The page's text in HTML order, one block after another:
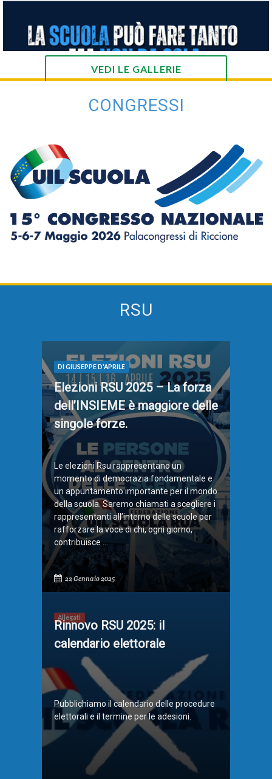
VEDI LE GALLERIE
CONGRESSI
RSU
DI GIUSEPPE D'APRILE
Elezioni RSU 2025 – La forza
dell’INSIEME è maggiore delle
singole forze.
Le elezioni Rsu rappresentano un
momento di democrazia fondamentale e
un appuntamento importante per il mondo
della scuola. Saremo chiamati a scegliere i
rappresentanti all’interno delle scuole per
rafforzare la voce di chi, ogni giorno,
contribuisce ...
22 Gennaio 2025
Rinnovo RSU 2025: il
calendario elettorale
Pubblichiamo il calendario delle procedure
elettorali e il termine per le adesioni.
Allegati